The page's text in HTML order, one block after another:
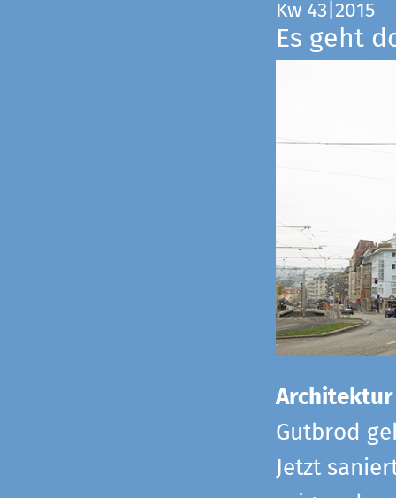
Kw 43|2015
Es geht
Gutbrod
Jetzt